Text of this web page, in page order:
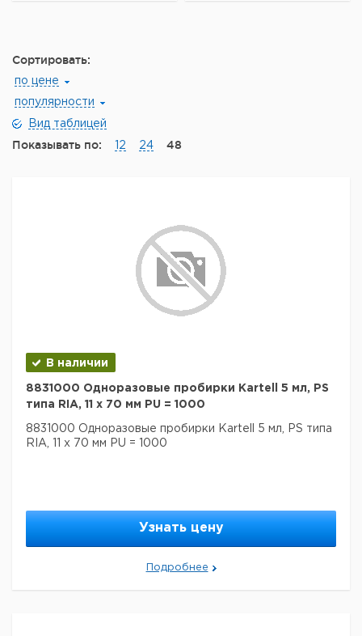
Сортировать:
по цене
популярности
Вид таблицей
Показывать по: 12 24 48
В наличии
8831000 Одноразовые пробирки Kartell 5 мл, PS
типа RIA, 11 x 70 мм PU = 1000
8831000 Одноразовые пробирки Kartell 5 мл, PS типа
RIA, 11 x 70 мм PU = 1000
Узнать цену
Подробнее